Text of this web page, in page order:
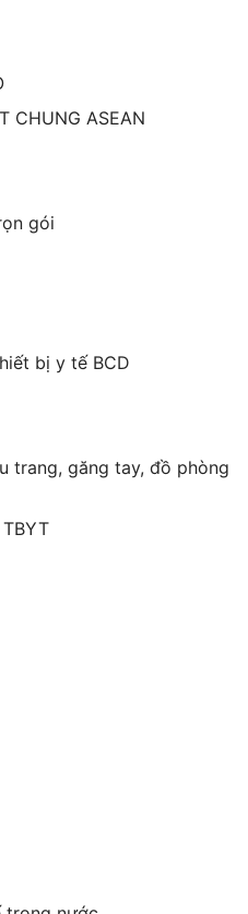
CHUNG ASEAN
gói
bị y tế BCD
trang, găng tay, đồ phòng
TBYT